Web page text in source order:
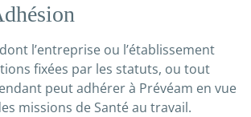
l’entreprise ou l’établissement
fixées par les statuts, ou tout
peut adhérer à Prévéam en vue
missions de Santé au travail.